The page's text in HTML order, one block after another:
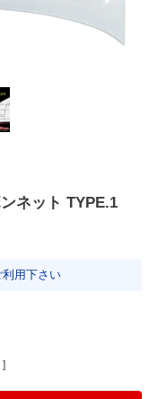
ネット TYPE.1
用下さい